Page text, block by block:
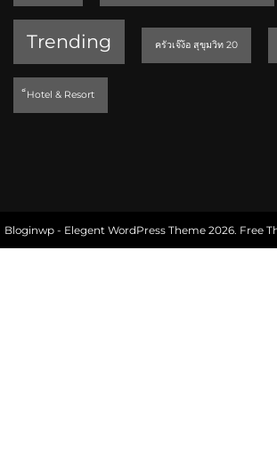
Trending ครัวเจ๊ง้อ สุขุมวิท 20
็Hotel & Resort
Bloginwp - Elegent WordPress Theme 2026. Free